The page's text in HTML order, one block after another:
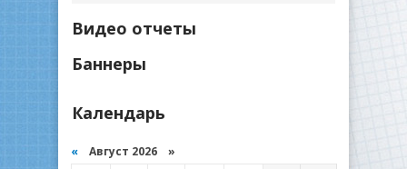
Видео отчеты
Баннеры
Календарь
« Август 2026 »